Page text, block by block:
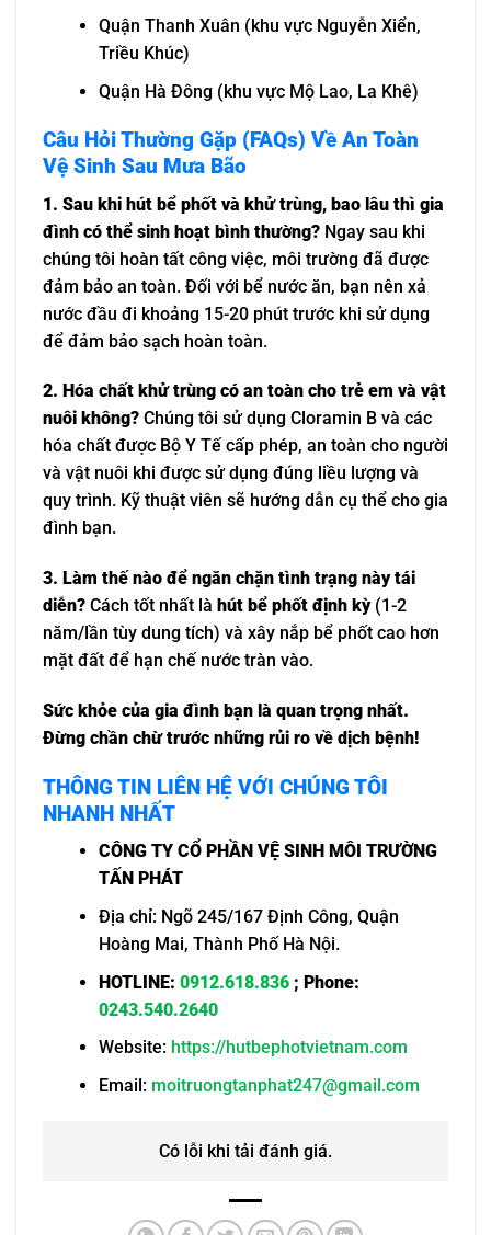
Quận Thanh Xuân (khu vực Nguyễn Xiển,
Triều Khúc)
Quận Hà Đông (khu vực Mộ Lao, La Khê)
Câu Hỏi Thường Gặp (FAQs) Về An Toàn
Vệ Sinh Sau Mưa Bão
1. Sau khi hút bể phốt và khử trùng, bao lâu thì gia
đình có thể sinh hoạt bình thường? Ngay sau khi
chúng tôi hoàn tất công việc, môi trường đã được
đảm bảo an toàn. Đối với bể nước ăn, bạn nên xả
nước đầu đi khoảng 15-20 phút trước khi sử dụng
để đảm bảo sạch hoàn toàn.
2. Hóa chất khử trùng có an toàn cho trẻ em và vật
nuôi không? Chúng tôi sử dụng Cloramin B và các
hóa chất được Bộ Y Tế cấp phép, an toàn cho người
và vật nuôi khi được sử dụng đúng liều lượng và
quy trình. Kỹ thuật viên sẽ hướng dẫn cụ thể cho gia
đình bạn.
3. Làm thế nào để ngăn chặn tình trạng này tái
diễn? Cách tốt nhất là hút bể phốt định kỳ(1-2
năm/lần tùy dung tích) và xây nắp bể phốt cao hơn
mặt đất để hạn chế nước tràn vào.
Sức khỏe của gia đình bạn là quan trọng nhất.
Đừng chần chừ trước những rủi ro về dịch bệnh!
THÔNG TIN LIÊN HỆ VỚI CHÚNG TÔI
NHANH NHẤT
CÔNG TY CỔ PHẦN VỆ SINH MÔI TRƯỜNG
TẤN PHÁT
Địa chỉ: Ngõ 245/167 Định Công, Quận
Hoàng Mai, Thành Phố Hà Nội.
HOTLINE: 0912.618.836; Phone:
0243.540.2640
Website: https://hutbephotvietnam.com
Email: moitruongtanphat247@gmail.com
Có lỗi khi tải đánh giá.